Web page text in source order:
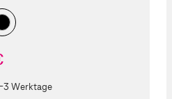
3 Werktage